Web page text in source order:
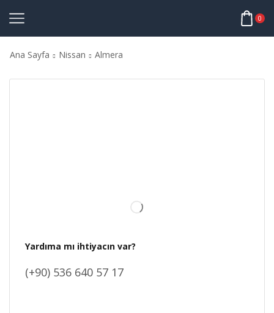
0
Ana Sayfa Nissan Almera
Yardıma mı ihtiyacın var?
(+90) 536 640 57 17